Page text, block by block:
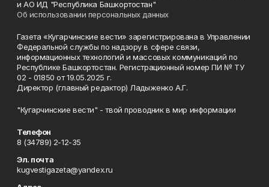
и АО ИД "Республика Башкортостан"
Об использовании персональных данных
Газета «Кугарчинские вести» зарегистрирована в Управлении
Федеральной службы по надзору в сфере связи,
информационных технологий и массовых коммуникаций по
Республике Башкортостан. Регистрационный номер ПИ № ТУ
02 - 01850 от 19.05.2025 г.
Директор (главный редактор) Ладыженко А.Г.
"Кугарчинские вести" - твой проводник в мир информации
Телефон
8 (34789) 2-12-35
Эл. почта
kugvestigazeta@yandex.ru